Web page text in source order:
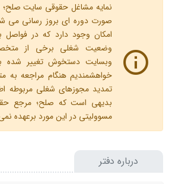
نمایه مشاغل حقوقی سایت صلح؛
صورت دوره ای بروز رسانی می
امکان وجود دارد که در فواصل
وضعیت شغلی برخی از
وبسایت دستخوش تغییر شده
خواهشمندیم هنگام مراجعه
تمدید مجوزهای شغلی مربوطه
بدیهی است که صلح؛ مرجع
مسوولیتی در این مورد برعهده
درباره دفتر